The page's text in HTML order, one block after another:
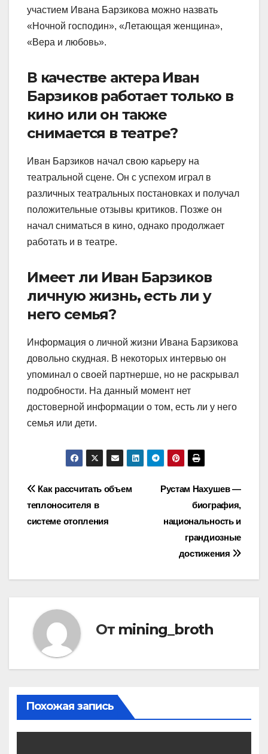
участием Ивана Барзикова можно назвать
«Ночной господин», «Летающая женщина»,
«Вера и любовь».
В качестве актера Иван
Барзиков работает только в
кино или он также
снимается в театре?
Иван Барзиков начал свою карьеру на
театральной сцене. Он с успехом играл в
различных театральных постановках и получал
положительные отзывы критиков. Позже он
начал сниматься в кино, однако продолжает
работать и в театре.
Имеет ли Иван Барзиков
личную жизнь, есть ли у
него семья?
Информация о личной жизни Ивана Барзикова
довольно скудная. В некоторых интервью он
упоминал о своей партнерше, но не раскрывал
подробности. На данный момент нет
достоверной информации о том, есть ли у него
семья или дети.
Навигация
по
Рустам Нахушев —
биография,
национальность и
грандиозные
достижения
Как рассчитать объем
теплоносителя в
системе отопления
От mining_broth
Похожая запись